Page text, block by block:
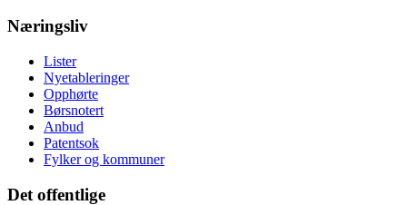
Næringsliv
Lister
Nyetableringer
Opphørte
Børsnotert
Anbud
Patentsok
Fylker og kommuner
Det offentlige